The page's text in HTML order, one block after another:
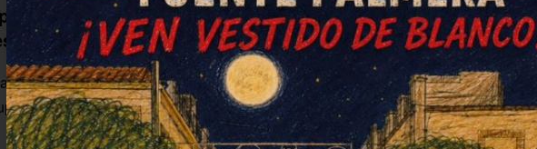
de dos metros de altura en fase de
arrojaron diez kilos de peso.
una plantación de marihuana en El Villar y ha
autor de un delito contra la salud pública por cultivo